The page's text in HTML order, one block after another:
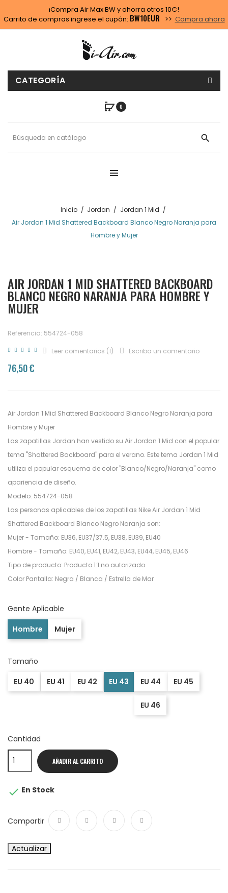
¡Compra Air Max BW y ahorra otros 10€!
Carrito de compras ingrese el cupón: BW10EUR >> Compra ahora
CATEGORÍA
0
search
Inicio Jordan
Jordan 1 Mid
Air Jordan 1 Mid Shattered Backboard Blanco Negro Naranja para
Hombre y Mujer
AIR JORDAN 1 MID SHATTERED BACKBOARD
BLANCO NEGRO NARANJA PARA HOMBRE Y
MUJER
Referencia: 554724-058
Leer comentarios (1) Escriba un comentario
76,50 €
Air Jordan 1 Mid Shattered Backboard Blanco Negro Naranja para
Hombre y Mujer
Las zapatillas Jordan han vestido su Air Jordan 1 Mid con el popular
tema "Shattered Backboard" para el verano. Este tema Jordan 1 Mid
utiliza el popular esquema de color "Blanco/Negro/Naranja" como
apariencia de diseño.
Modelo: 554724-058
Las personas aplicables de los zapatillas Nike Air Jordan 1 Mid
Shattered Backboard Blanco Negro Naranja son:
Mujer - Tamaño: EU36, EU37/37.5, EU38, EU39, EU40
Hombre - Tamaño: EU40, EU41, EU42, EU43, EU44, EU45, EU46
Tipo de producto: Producto 1:1 no autorizado.
Color Pantalla: Negra / Blanca / Estrella de Mar
Gente Aplicable
Hombre
Mujer
Tamaño
EU 40
EU 41 EU 42 EU 43 EU 44 EU 45
EU 46
Cantidad
AÑADIR AL CARRITO
 En Stock
Compartir